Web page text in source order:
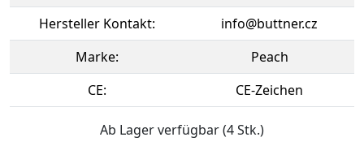
Hersteller Kontakt:
info@buttner.cz
Marke:
Peach
CE:
CE-Zeichen
Ab Lager verfügbar (4 Stk.)